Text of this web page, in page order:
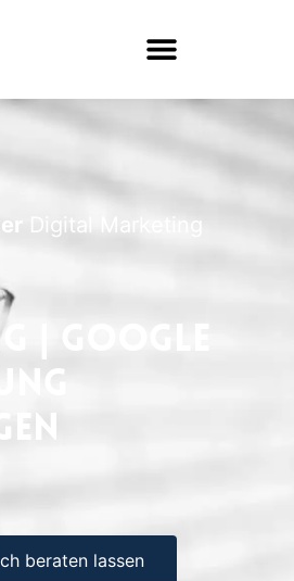
Digital Marketing
| Google
beraten lassen